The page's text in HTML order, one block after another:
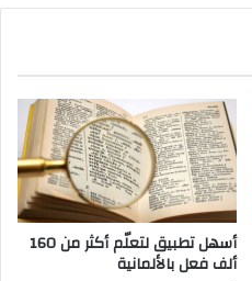
أسهل تطبيق لتعلّم أكثر من 160
ألف فعل بالألمانية